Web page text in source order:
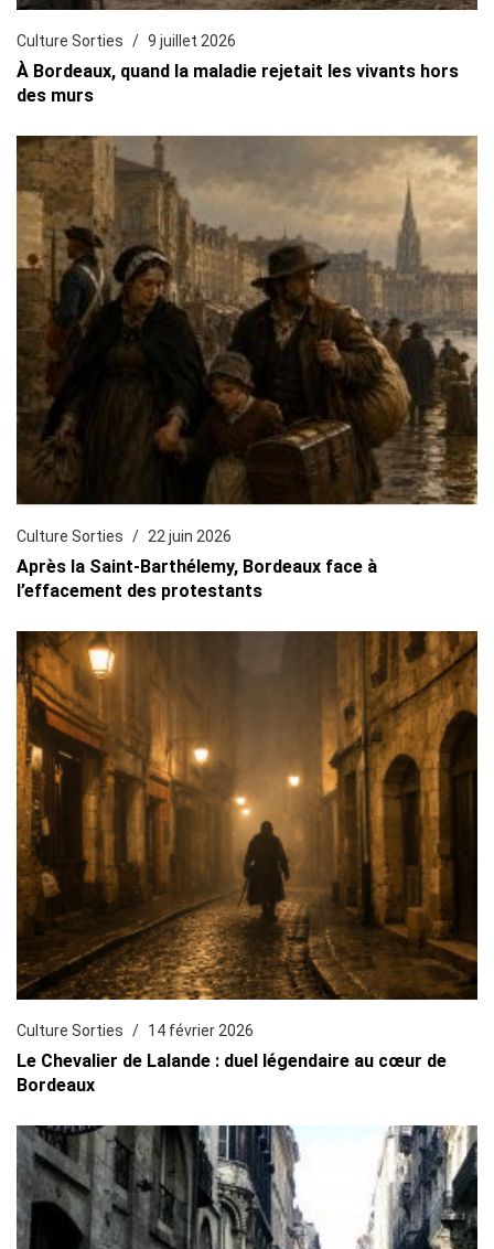
Culture Sorties 9 juillet 2026
À Bordeaux, quand la maladie rejetait les vivants hors
des murs
Culture Sorties 22 juin 2026
Après la Saint-Barthélemy, Bordeaux face à
l’effacement des protestants
Culture Sorties 14 février 2026
Le Chevalier de Lalande : duel légendaire au cœur de
Bordeaux